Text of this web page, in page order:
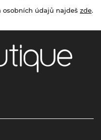
osobních údajů najdeš zde.